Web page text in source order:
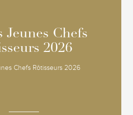
Jeunes Chefs
2026
Chefs Rôtisseurs 2026
Jeunes Chefs
2026